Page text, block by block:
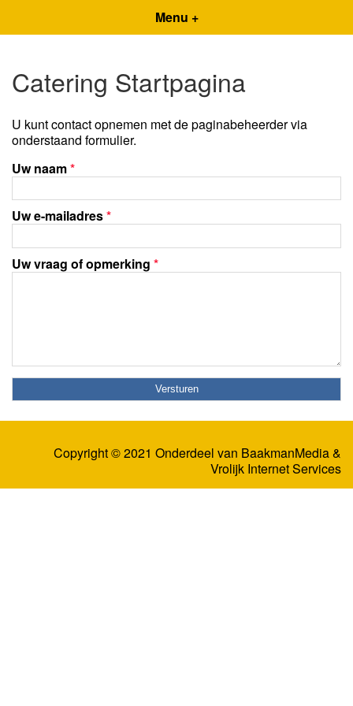
Menu +
Catering Startpagina
U kunt contact opnemen met de paginabeheerder via
onderstaand formulier.
Uw naam*
Uw e-mailadres*
Uw vraag of opmerking *
Copyright © 2021 Onderdeel van BaakmanMedia&
Vrolijk Internet Services